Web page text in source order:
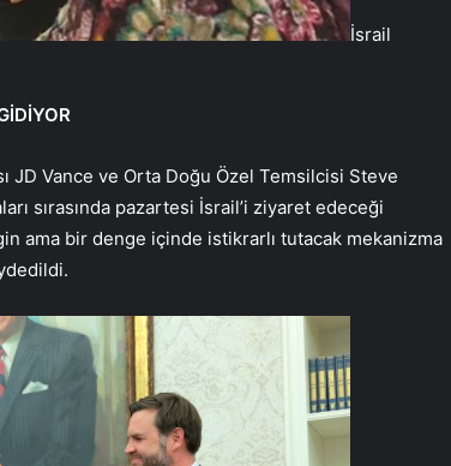
İsrail
JD Vance ve Orta Doğu Özel Temsilcisi Steve
sırasında pazartesi İsrail’i ziyaret edeceği
ama bir denge içinde istikrarlı tutacak mekanizma